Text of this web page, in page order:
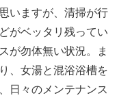
いますが、清掃が行
がベッタリ残ってい
が勿体無い状況。ま
、女湯と混浴浴槽を
日々のメンテナンス